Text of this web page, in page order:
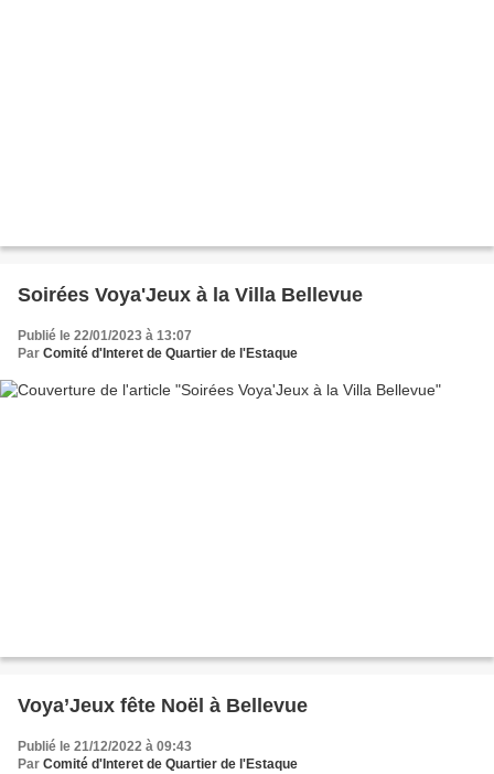
Soirées Voya'Jeux à la Villa Bellevue
Publié le 22/01/2023 à 13:07
Par Comité d'Interet de Quartier de l'Estaque
Voya’Jeux fête Noël à Bellevue
Publié le 21/12/2022 à 09:43
Par Comité d'Interet de Quartier de l'Estaque